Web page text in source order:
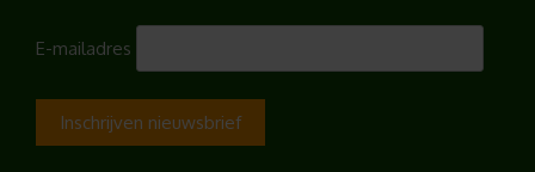
E-mailadres